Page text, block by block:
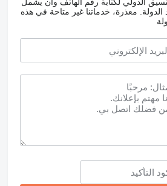
الدولة.
معذرة، خدماتنا غير متاحة في هذه